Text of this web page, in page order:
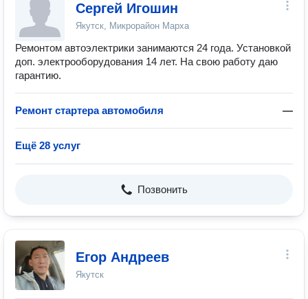
Сергей Игошин
Якутск, Микрорайон Марха
Ремонтом автоэлектрики занимаются 24 года. Установкой
доп. электрооборудования 14 лет. На свою работу даю
гарантию.
Ремонт стартера автомобиля —
Ещё 28 услуг
Позвонить
Егор Андреев
Якутск